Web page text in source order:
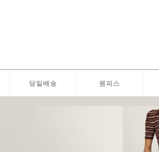
당일배송 원피스